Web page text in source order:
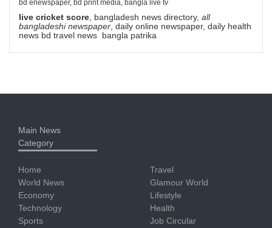
bd enewspaper, bd print media, bangla live tv
live cricket score , bangladesh news directory, all
bangladeshi newspaper , daily online newspaper, daily health
news bd travel news bangla patrika
Main News
Category
Home
World News
Economy
Technology
Sports
Travel
Glamour World
Lifestyle
Health
Job Circular